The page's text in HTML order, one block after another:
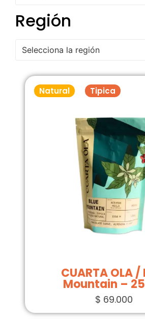
Región
Selecciona la región
Natural Tipica
CUARTA OLA /
Mountain –
$ 69.000